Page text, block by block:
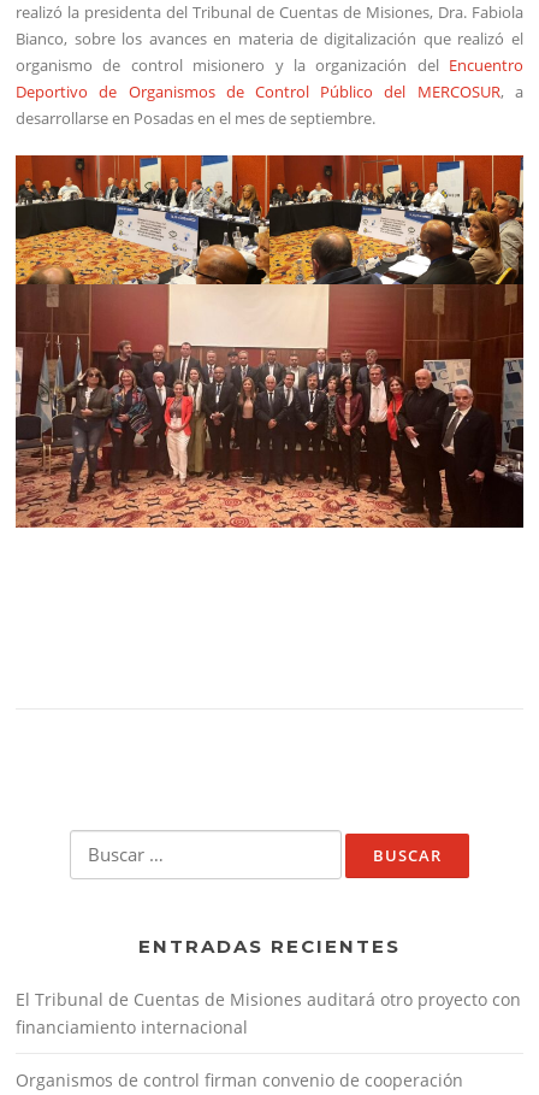
realizó la presidenta del Tribunal de Cuentas de Misiones, Dra. Fabiola
Bianco, sobre los avances en materia de digitalización que realizó el
organismo de control misionero y la organización del Encuentro
Deportivo de Organismos de Control Público del MERCOSUR, a
desarrollarse en Posadas en el mes de septiembre.
ENTRADAS RECIENTES
El Tribunal de Cuentas de Misiones auditará otro proyecto con
financiamiento internacional
Organismos de control firman convenio de cooperación